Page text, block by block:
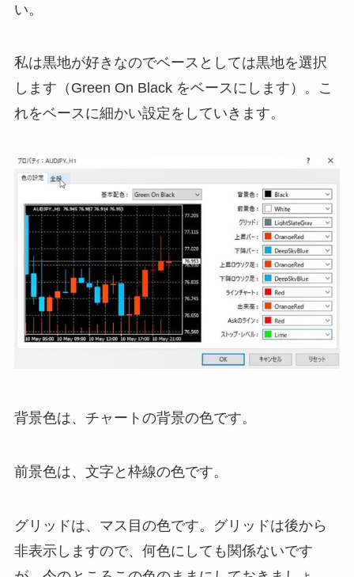
い。
私は黒地が好きなのでベースとしては黒地を選択
します（Green On Black をベースにします）。こ
れをベースに細かい設定をしていきます。
背景色は、チャートの背景の色です。
前景色は、文字と枠線の色です。
グリッドは、マス目の色です。グリッドは後から
非表示しますので、何色にしても関係ないです